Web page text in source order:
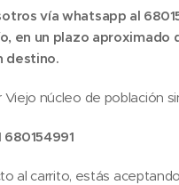
vía whatsapp al
en un plazo aproximado
destino.
Viejo núcleo de población
680154991
al carrito, estás